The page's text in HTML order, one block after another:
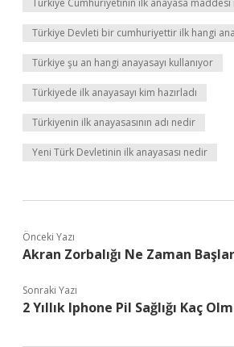
Türkiye Cumhuriyetinin ilk anayasa
Türkiye Devleti bir cumhuriyettir ilk hangi
Türkiye şu an hangi anayasayı kullanıyor
Türkiyede ilk anayasayı kim hazırladı
Türkiyenin ilk anayasasının adı nedir
Yeni Türk Devletinin ilk anayasası nedir
Önceki Yazı
Akran Zorbalığı Ne Zaman Başlar
Sonraki Yazı
2 Yıllık Iphone Pil Sağlığı Kaç